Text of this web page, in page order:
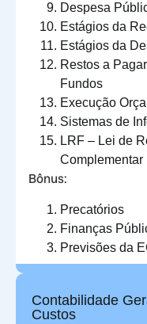
Despesa
Estágios da
Estágios da
Restos a
Fundos
Execução
Sistemas de
LRF – Lei de
Complementar
Bônus:
Precatórios
Finanças
Previsões da
Contabilidade
Custos